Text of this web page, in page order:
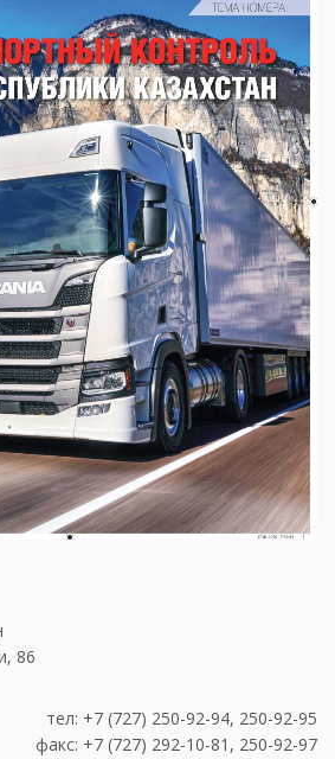
86
тел: +7 (727) 250-92-94, 250-92-95
факс: +7 (727) 292-10-81, 250-92-97